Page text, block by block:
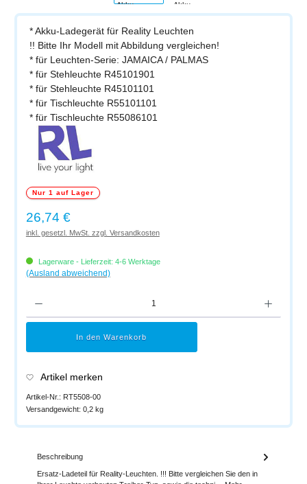
* Akku-Ladegerät für Reality Leuchten
!! Bitte Ihr Modell mit Abbildung vergleichen!
* für Leuchten-Serie: JAMAICA / PALMAS
* für Stehleuchte R45101901
* für Stehleuchte R45101101
* für Tischleuchte R55101101
* für Tischleuchte R55086101
Nur 1 auf Lager
Regulärer Preis:
26,74 €
inkl. gesetzl. MwSt. zzgl. Versandkosten
Lagerware - Lieferzeit: 4-6 Werktage
(Ausland abweichend)
In den Warenkorb
Artikel merken
Artikel-Nr.: RT5508-00
Versandgewicht: 0,2 kg
Beschreibung
Ersatz-Ladeteil für Reality-Leuchten. !!! Bitte vergleichen Sie den in